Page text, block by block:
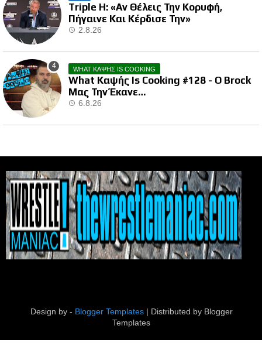
Triple H: «Αν Θέλεις Την Κορυφή,
Πήγαινε Και Κέρδισε Την»
2.8.26
WHAT ΚΑΨΗΣ IS COOKING
What Καψής Is Cooking #128 - Ο Brock
Μας Την Έκανε…
6.8.26
Design by - Blogger Templates| Distributed by Blogger
Templates